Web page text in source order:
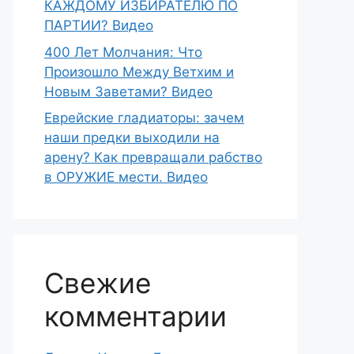
КАЖДОМУ ИЗБИРАТЕЛЮ ПО
ПАРТИИ? Видео
400 Лет Молчания: Что
Произошло Между Ветхим и
Новым Заветами? Видео
Еврейские гладиаторы: зачем
наши предки выходили на
арену? Как превращали рабство
в ОРУЖИЕ мести. Видео
Свежие
комментарии